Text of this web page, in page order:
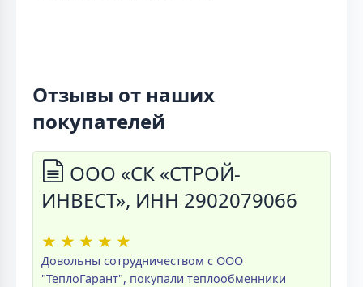
Отзывы от наших
покупателей
ООО «СК «СТРОЙ-
ИНВЕСТ», ИНН 2902079066
★ ★ ★ ★ ★
Довольны сотрудничеством с ООО
"ТеплоГарант", покупали теплообменники